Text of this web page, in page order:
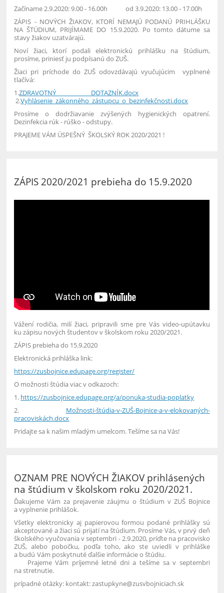
Začíname 2.9.2020: 9.00 - 16.00h od 3.9.2020: 13.00 - 17.00h
ZÁPIS - NOVÝCH ŽIAKOV, KTORÍ NEMAJÚ PODANÚ PRIHLÁŠKU
NA ŠTÚDIUM, PRIJÍMAME DO 15.9.2020. Po tomto dátume sa
stavy žiakov uzatvárajú.
Noví žiaci, ktorí podali elektronickú prihlášku na štúdium,
prosíme, priniesť ju podpísanú do ZUŠ.
Žiaci pri príchode do ZUŠ odovzdávajú vyučujúcim vyplnené
tlačívá:
1.ZDRAVOTNÝ DOTAZNÍK.docx
2.Vyhlásenie_zákonného_zástupcu_o_bezinfekčnosti.docx
Prosíme o dodržiavanie zvýšených hygienických opatrení.
Dezinfekcia rúk - rúško - odstupy.
PRAJEME VÁM ÚSPEŠNÝ ŠKOLSKÝ ROK 2020/2021 !
ZÁPIS 2020/2021 prebieha do 15.9.2020
Vážení rodičia, milí žiaci, pripravili sme pre Vás video-upútavku
ku zápisu nových študentov v školskom roku 2020/2021.
ZÁPIS prebieha do 15.9.2020
Elektronická prihláška link:
https://zusbojnice.edupage.org/register/
O možnosti štúdia viac v odkazoch:
1. https://zusbojnice.edupage.org/a/ponuka-studia-poplatky
2. Možnosti-štúdia-v-ZUŠ-Bojnice-a-v-elokovaných-
pracoviskách.docx
Pridajte sa k našim mladým umelcom. Tešíme sa na Vás!
OZNAM PRE NOVÝCH ŽIAKOV prihlásených
na štúdium v školskom roku 2020/2021.
Ďakujeme Vám za prejavenie záujmu o štúdium v ZUŠ Bojnice
a vyplnenie prihlášok.
Všetky elektronicky aj papierovou formou podané prihlášky sú
akceptované a žiaci sú prijatí na štúdium. Prosíme Vás, v prvý deň
školského vyučovania v septembri - 2.9.2020, príďte na pracovisko
ZUŠ, alebo pobočku, podľa toho, ako ste uviedli v prihláške
a budú Vám poskytnuté ďalšie informácie o štúdiu.
Prajeme Vám príjemné letné dni a tešíme sa v septembri
na stretnutie.
prípadné otázky: kontakt: zastupkyne@zusvbojniciach.sk